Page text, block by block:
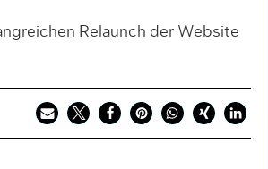
Relaunch der Website